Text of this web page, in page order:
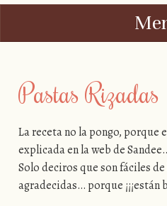
Pastas Rizadas
La receta no la pongo, porque
explicada en la web de
Solo deciros que son fáciles
agradecidas… porque ¡¡¡están